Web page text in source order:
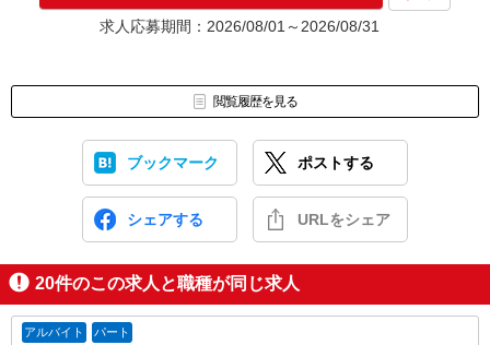
★入社前に配属先が決定する場合もございます。
いずれの場合も、入社された時点で給与が発生します。（当社規
株式会社テクノ・サービス 前橋営業所
〒371-0846 群馬県前橋市元総社町2-31-34 T-COMPLEX
求人応募期間：2026/08/01～2026/08/31
閲覧履歴を見る
ブックマーク ポストする
シェアする URLをシェア
20件のこの求人と職種が同じ求人
アルバイト パート